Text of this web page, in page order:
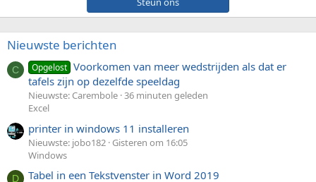
Nieuwste berichten
C Opgelost Voorkomen van meer wedstrijden als dat er
tafels zijn op dezelfde speeldag
Nieuwste: Carembole 36 minuten geleden
Excel
printer in windows 11 installeren
Nieuwste: jobo182 Gisteren om 16:05
Windows
D Tabel in een Tekstvenster in Word 2019